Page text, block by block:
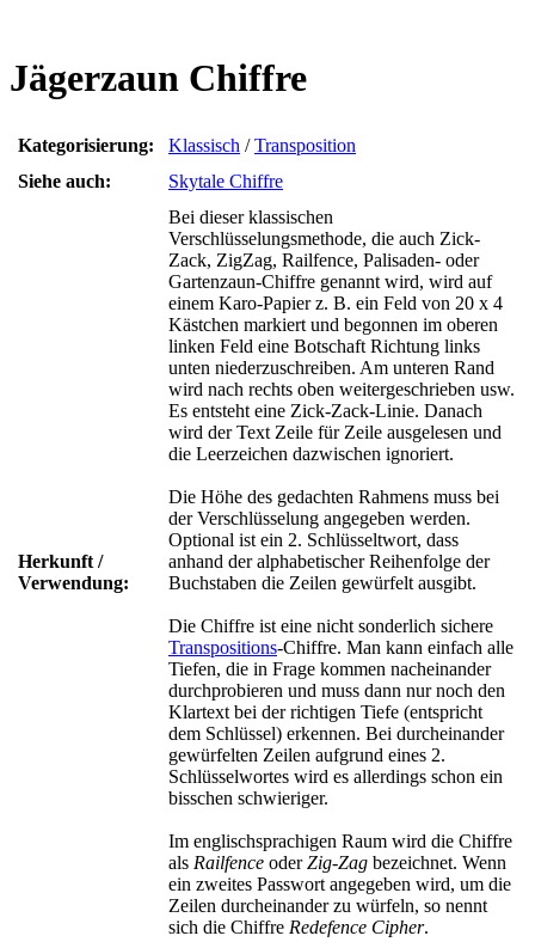
Jägerzaun Chiffre
Kategorisierung: Klassisch /Transposition
Siehe auch:
Skytale Chiffre
Herkunft /
Verwendung:
Bei dieser klassischen
Verschlüsselungsmethode, die auch Zick-
Zack, ZigZag, Railfence, Palisaden- oder
Gartenzaun-Chiffre genannt wird, wird auf
einem Karo-Papier z. B. ein Feld von 20 x 4
Kästchen markiert und begonnen im oberen
linken Feld eine Botschaft Richtung links
unten niederzuschreiben. Am unteren Rand
wird nach rechts oben weitergeschrieben usw.
Es entsteht eine Zick-Zack-Linie. Danach
wird der Text Zeile für Zeile ausgelesen und
die Leerzeichen dazwischen ignoriert.
Die Höhe des gedachten Rahmens muss bei
der Verschlüsselung angegeben werden.
Optional ist ein 2. Schlüsseltwort, dass
anhand der alphabetischer Reihenfolge der
Buchstaben die Zeilen gewürfelt ausgibt.
Die Chiffre ist eine nicht sonderlich sichere
Transpositions-Chiffre. Man kann einfach alle
Tiefen, die in Frage kommen nacheinander
durchprobieren und muss dann nur noch den
Klartext bei der richtigen Tiefe (entspricht
dem Schlüssel) erkennen. Bei durcheinander
gewürfelten Zeilen aufgrund eines 2.
Schlüsselwortes wird es allerdings schon ein
bisschen schwieriger.
Im englischsprachigen Raum wird die Chiffre
als Railfence oderZig-Zag bezeichnet. Wenn
ein zweites Passwort angegeben wird, um die
Zeilen durcheinander zu würfeln, so nennt
sich die Chiffre Redefence Cipher.